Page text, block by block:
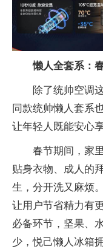
懒人全套系：
除了统帅空调
同款统帅懒人套系
让年轻人既能安心
春节期间，家里
贴身衣物、 成人的
生，分开洗又麻烦
让用户节省精力有
必备环节，坚果、
少，悦己懒人冰箱